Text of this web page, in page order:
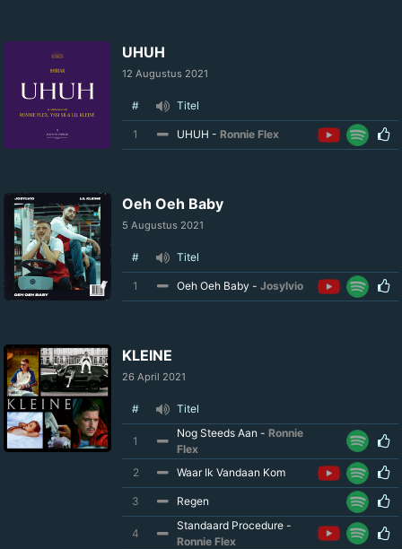
UHUH
12 Augustus 2021
# Titel
1 UHUH - Ronnie Flex
Oeh Oeh Baby
5 Augustus 2021
# Titel
1 Oeh Oeh Baby - Josylvio
KLEINE
26 April 2021
# Titel
1
Nog Steeds Aan - Ronnie
Flex
2
Waar Ik Vandaan Kom
3 Regen
4
Standaard Procedure -
Ronnie Flex